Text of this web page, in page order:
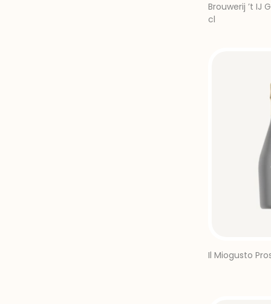
Brouwerij ’t IJ
cl
Il Miogusto